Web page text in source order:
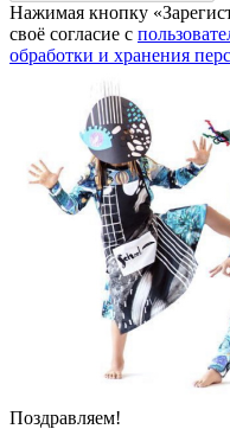
Нажимая кнопку
своё согласие с
обработки и хранения
Поздравляем!